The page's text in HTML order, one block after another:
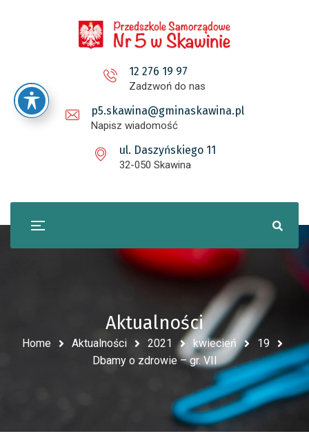
12 276 19 97
Zadzwoń do nas
p5.skawina@gminaskawina.pl
Napisz wiadomość
ul. Daszyńskiego 11
32-050 Skawina
Aktualności
Home Aktualności 2021 kwiecień
19
Dbamy o zdrowie – gr. VII